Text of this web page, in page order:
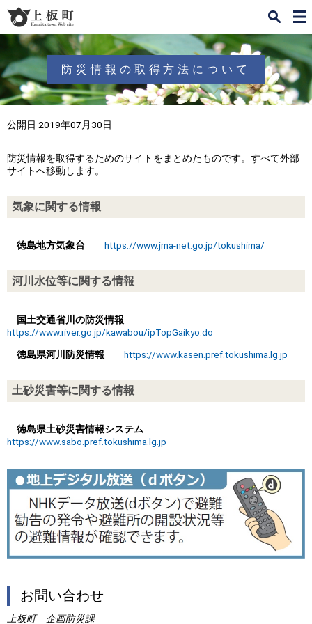
ュ
ー
防災情報の取得方法について
公開日 2019年07月30日
防災情報を取得するためのサイトをまとめたものです。すべて外部
サイトへ移動します。
気象に関する情報
徳島地方気象台 https://www.jma-net.go.jp/tokushima/
河川水位等に関する情報
国土交通省川の防災情報
https://www.river.go.jp/kawabou/ipTopGaikyo.do
徳島県河川防災情報 https://www.kasen.pref.tokushima.lg.jp
土砂災害等に関する情報
徳島県土砂災害情報システム
https://www.sabo.pref.tokushima.lg.jp
お問い合わせ
上板町 企画防災課